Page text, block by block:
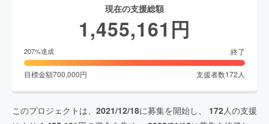
現在の支援総額
1,455,161 円
207%達成 終了
目標金額700,000円 支援者数172 人
このプロジェクトは、 2021/12/18に募集を開始し、 172人の支援